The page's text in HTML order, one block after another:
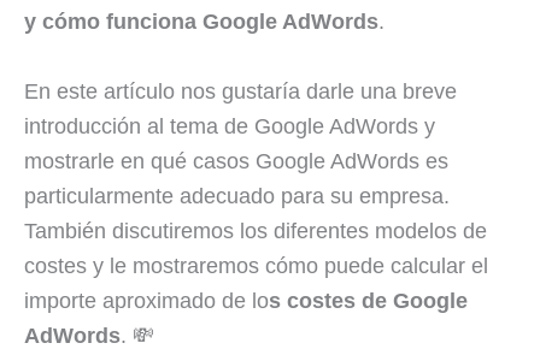
y cómo funciona Google AdWords.
En este artículo nos gustaría darle una breve
introducción al tema de Google AdWords y
mostrarle en qué casos Google AdWords es
particularmente adecuado para su empresa.
También discutiremos los diferentes modelos de
costes y le mostraremos cómo puede calcular el
importe aproximado de los costes de Google
AdWords. 💸